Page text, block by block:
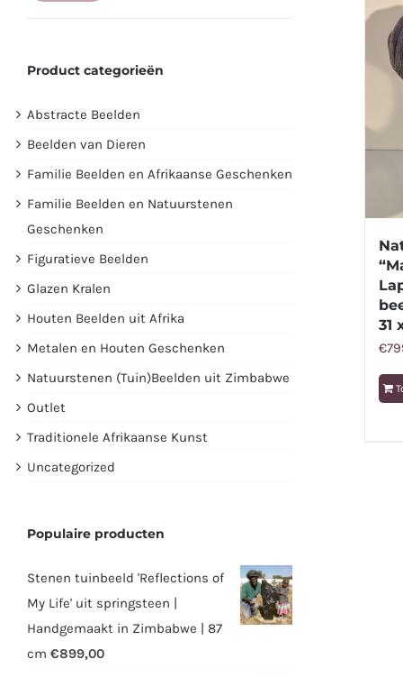
31
€
Product categorieën
Abstracte Beelden
Beelden van Dieren
Familie Beelden en Afrikaanse Geschenken
Familie Beelden en Natuurstenen
Geschenken
Figuratieve Beelden
Glazen Kralen
Houten Beelden uit Afrika
Metalen en Houten Geschenken
Natuurstenen (Tuin)Beelden uit Zimbabwe
Outlet
Traditionele Afrikaanse Kunst
Uncategorized
Populaire producten
Stenen tuinbeeld 'Reflections of
My Life' uit springsteen |
Handgemaakt in Zimbabwe | 87
cm €899,00